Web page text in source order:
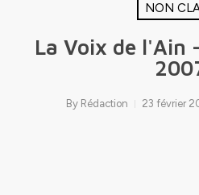
NON
La Voix de l'Ain
By Rédaction 23 février